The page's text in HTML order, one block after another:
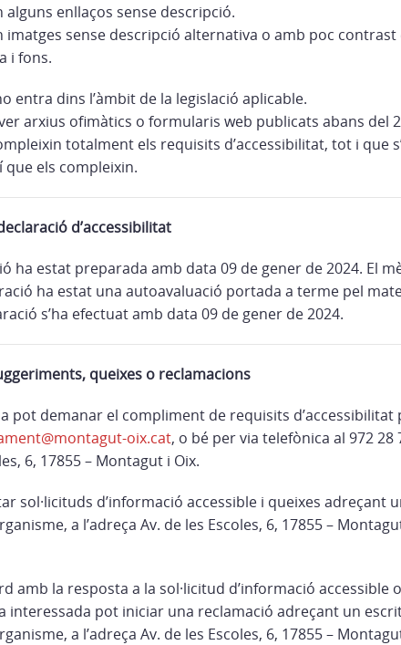
alguns enllaços sense descripció.
imatges sense descripció alternativa o amb poc
i fons.
entra dins l’àmbit de la legislació aplicable.
arxius ofimàtics o formularis web publicats abans del
totalment els requisits d’accessibilitat, tot i que
que els compleixin.
d’accessibilitat
ha estat preparada amb data 09 de gener de 2024. El
ha estat una autoavaluació portada a terme pel
s’ha efectuat amb data 09 de gener de 2024.
queixes o reclamacions
pot demanar el compliment de requisits d’accessibilitat
oix.cat, o bé per via telefònica al 972
6, 17855 – Montagut i Oix.
sol·licituds d’informació accessible i queixes adreçant
a l’adreça Av. de les Escoles, 6, 17855 –
amb la resposta a la sol·licitud d’informació accessible
interessada pot iniciar una reclamació adreçant un
a l’adreça Av. de les Escoles, 6, 17855 –